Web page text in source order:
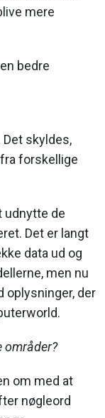
mere
bedre
skyldes,
forskellige
udnytte de
Det er langt
data ud og
men nu
oplysninger, der
områder?
om med at
nøgleord